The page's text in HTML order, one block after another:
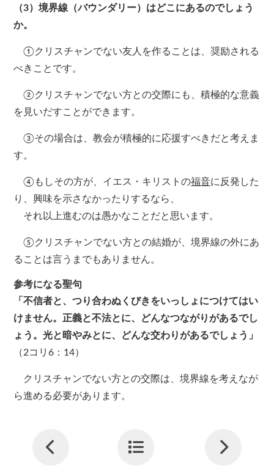
（3）境界線（バウンダリー）はどこにあるのでしょう
か。
①クリスチャンでない友人を作ることは、奨励される
べきことです。
②クリスチャンでない方との交際にも、積極的な意義
を見いだすことができます。
③その場合は、教会が積極的に応援すべきだと考えま
す。
④もしその方が、イエス・キリストの福音に反発した
り、興味を示さなかったりするなら、
それ以上進むのは愚かなことだと思います。
⑤クリスチャンでない方との結婚が、境界線の外にあ
ることは言うまでもありません。
参考になる聖句
「不信者と、つり合わぬくびきをいっしょにつけてはい
けません。正義と不法とに、どんなつながりがあるでし
ょう。光と暗やみとに、どんな交わりがあるでしょう」
（2コリ6：14）
クリスチャンでない方との交際は、境界線を考えなが
ら進める必要があります。